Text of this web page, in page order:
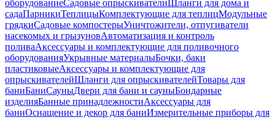
оборудованиеСадовые опрыскивателиШланги для дома и
садаПарникиТеплицыКомплектующие для теплицМодульные
грядкиСадовые компостерыУничтожители, отпугиватели
насекомых и грызуновАвтоматизация и контроль
поливаАксессуары и комплектующие для поливочного
оборудованияУкрывные материалыБочки, баки
пластиковыеАксессуары и комплектующие для
опрыскивателейШланги для опрыскивателейТовары для
баниБаниСауныДвери для бани и сауныБондарные
изделияБанные принадлежностиАксессуары для
баниОснащение и декор для баниИзмерительные приборы для